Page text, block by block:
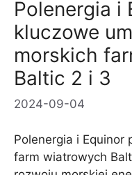
Polenergia i
kluczowe
morskich
Baltic 2 i 3
2024-09-04
Polenergia i
farm wiatrowych